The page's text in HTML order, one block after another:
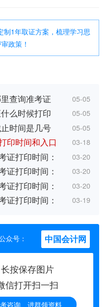
1年取证方案，梳理学习思
政策！
查询准考证 05-05
么时候打印 05-05
时间是几号 05-05
印时间和入口 03-18
证打印时间： 03-20
证打印时间： 03-20
证打印时间： 03-20
证打印时间： 03-19
众号： 中国会计网
长按保存图片
信打开扫一扫
咨询、进群领资料